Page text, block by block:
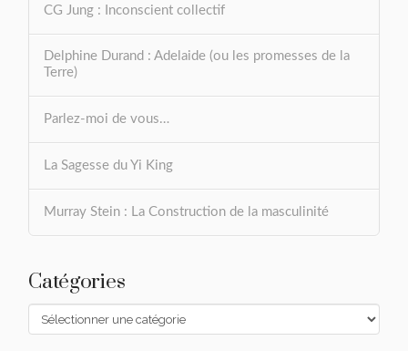
CG Jung : Inconscient collectif
Delphine Durand : Adelaide (ou les promesses de la
Terre)
Parlez-moi de vous…
La Sagesse du Yi King
Murray Stein : La Construction de la masculinité
Catégories
Catégories